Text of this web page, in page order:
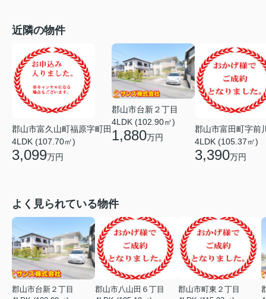
近隣の物件
郡山市富久山町福原字町田
4LDK (107.70㎡)
3,099万円
郡山市台新２丁目
4LDK (102.90㎡)
1,880万円
郡山市富田町字前
4LDK (105.37㎡)
3,390万円
よく見られている物件
郡山市台新２丁目
郡山市八山田６丁目
郡山市町東２丁目